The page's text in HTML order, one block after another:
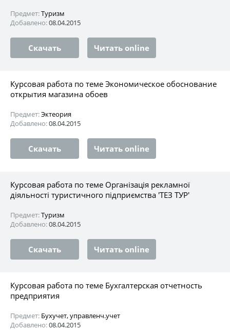
Предмет:Туризм
Добавлено:08.04.2015
Скачать Читать online
Курсовая работа по теме Экономическое обоснование
открытия магазина обоев
Предмет:Эктеория
Добавлено:08.04.2015
Скачать Читать online
Курсовая работа по теме Організація рекламної
діяльності туристичного підприємства 'ТЕЗ ТУР'
Предмет:Туризм
Добавлено:08.04.2015
Скачать Читать online
Курсовая работа по теме Бухгалтерская отчетность
предприятия
Предмет: Бухучет, управленч.учет
Добавлено:08.04.2015